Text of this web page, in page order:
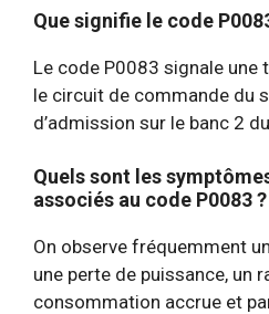
Que signifie le code
Le code P0083 signale une
le circuit de commande du
d’admission sur le banc 2
Quels sont les
associés au code P0083 ?
On observe fréquemment
une perte de puissance, un
consommation accrue et